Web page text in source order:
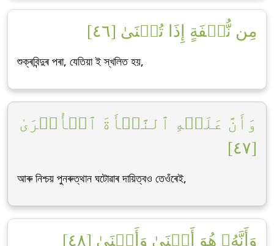
مِن نُّطۡفَةٍ إِذَا تُمۡنَىٰ [٤٦]
শুক্ৰবিন্দুৰ পৰা, যেতিয়া ই স্খলিত হয়,
وَأَنَّ عَلَيۡهِ ٱلنَّشۡأَةَ ٱلۡأُخۡرَىٰ
[٤٧]
আৰু নিশ্চয় পুনৰুত্থান ঘটোৱাৰ দায়িত্বও তেওঁৰেই,
وَأَنَّهُۥ هُوَ أَغۡنَىٰ وَأَقۡنَىٰ [٤٨]